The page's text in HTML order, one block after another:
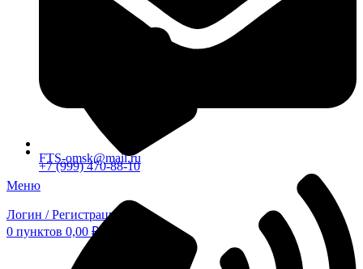
FTS-omsk@mail.ru
Меню
Логин / Регистрация
0 пунктов 0,00 ₽
+7 (999) 470-88-10